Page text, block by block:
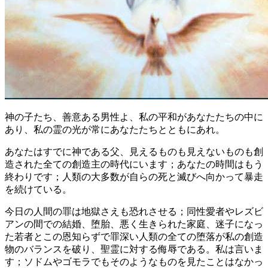
神の子たち、善意ある男性よ、私の平和があなたたちの中に
あり、私の霊の光が常にあなたたちとともにあれ。
あなたはすでに神である父、見えるものも見えないものも創
造された全ての創造主の時代にいます；あなたの時間はもう
終わりです；人類の大多数が自らの死と滅びへ向かって暴走
を続けている。
今日の人間の罪は地獄さえも恐れさせる；同性愛者やレズビ
アンの間での結婚、堕胎、悪く生きられた家庭、迷子になっ
た若者とこの恩知らずで罪深い人類の全ての堕落が私の創造
物のバランスを破り、聖霊に対する侮辱である。私は言いま
す；ソドムやゴモラでもそのようなものを見たことはなかっ